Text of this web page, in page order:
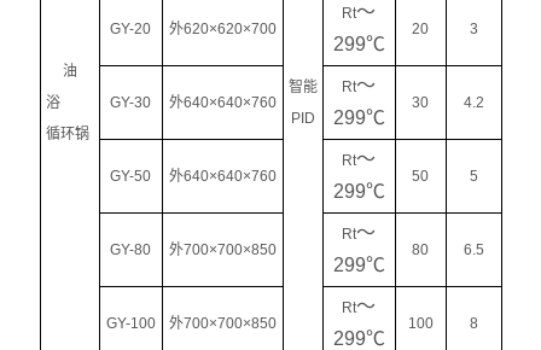
油
浴
循环锅
智能
PID
GY-20 外620×620×700
Rt～
299℃
20 3
GY-30 外640×640×760
Rt～
299℃
30 4.2
GY-50 外640×640×760
Rt～
299℃
50 5
GY-80 外700×700×850
Rt～
299℃
80 6.5
GY-100 外700×700×850
Rt～
299℃
100 8